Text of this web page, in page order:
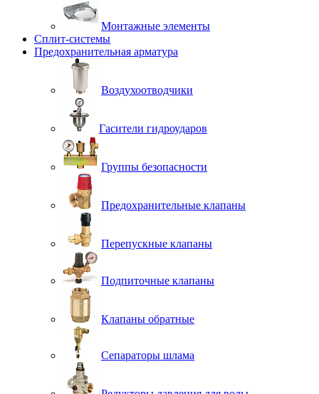
Монтажные элементы
Сплит-системы
Предохранительная арматура
Воздухоотводчики
Гасители гидроударов
Группы безопасности
Предохранительные клапаны
Перепускные клапаны
Подпиточные клапаны
Клапаны обратные
Сепараторы шлама